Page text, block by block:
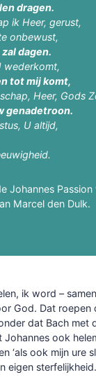
dragen.
ik Heer, gerust,
onbewust,
dagen.
wederkomt,
tot mij komt,
Heer, Gods
genadetroon.
U altijd,
Johannes Passion
Marcel den Dulk.
ik word –
God. Dat roepen
dat Bach met
Johannes ook
‘als ook mijn ure
eigen sterfelijkheid.